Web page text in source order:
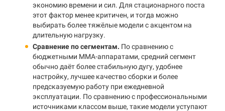
экономию времени и сил. Для стационарного поста
этот фактор менее критичен, и тогда можно
выбирать более тяжёлые модели с акцентом на
длительную нагрузку.
Сравнение по сегментам. По сравнению с
бюджетными MMA-аппаратами, средний сегмент
обычно даёт более стабильную дугу, удобнее
настройку, лучшее качество сборки и более
предсказуемую работу при ежедневной
эксплуатации. По сравнению с профессиональными
источниками классом выше, такие модели уступают